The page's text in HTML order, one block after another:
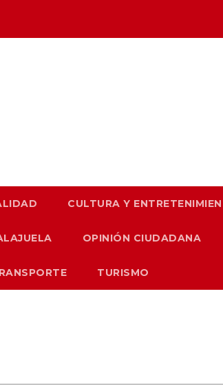
CULTURA Y
OPINIÓN CIUDADANA
TURISMO